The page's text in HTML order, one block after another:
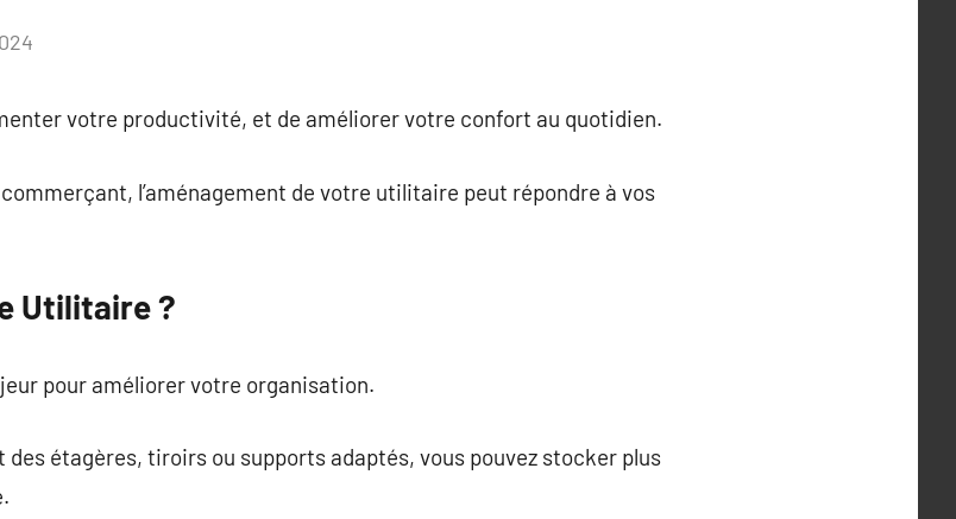
votre productivité, et de améliorer votre confort au quotidien.
l’aménagement de votre utilitaire peut répondre à vos
Utilitaire ?
pour améliorer votre organisation.
des étagères, tiroirs ou supports adaptés, vous pouvez stocker plus